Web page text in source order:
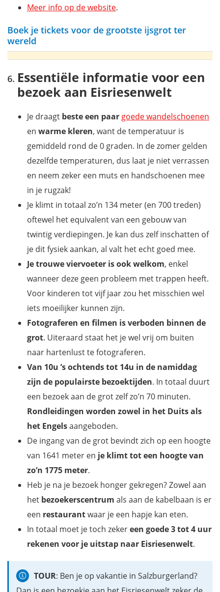
Meer info op de website.
Boek je tickets voor de grootste ijsgrot ter
wereld
Essentiële informatie voor een
bezoek aan Eisriesenwelt
Je draagt beste een paar goede wandelschoenen
en warme kleren, want de temperatuur is
gemiddeld rond de 0 graden. In de zomer gelden
dezelfde temperaturen, dus laat je niet verrassen
en neem zeker een muts en handschoenen mee
in je rugzak!
Je klimt in totaal zo’n 134 meter (en 700 treden)
oftewel het equivalent van een gebouw van
twintig verdiepingen. Je kan dus zelf inschatten of
je dit fysiek aankan, al valt het echt goed mee.
Je trouwe viervoeter is ook welkom, enkel
wanneer deze geen probleem met trappen heeft.
Voor kinderen tot vijf jaar zou het misschien wel
iets moeilijker kunnen zijn.
Fotograferen en filmen is verboden binnen de
grot. Uiteraard staat het je wel vrij om buiten
naar hartenlust te fotograferen.
Van 10u ’s ochtends tot 14u in de namiddag
zijn de populairste bezoektijden. In totaal duurt
een bezoek aan de grot zelf zo’n 70 minuten.
Rondleidingen worden zowel in het Duits als
het Engelsaangeboden.
De ingang van de grot bevindt zich op een hoogte
van 1641 meter en je klimt tot een hoogte van
zo’n 1775 meter.
Heb je na je bezoek honger gekregen? Zowel aan
het bezoekerscentrum als aan de kabelbaan is er
een restaurantwaar je een hapje kan eten.
In totaal moet je toch zekereen goede 3 tot 4 uur
rekenen voor je uitstap naar Eisriesenwelt.
TOUR: Ben je op vakantie in Salzburgerland?